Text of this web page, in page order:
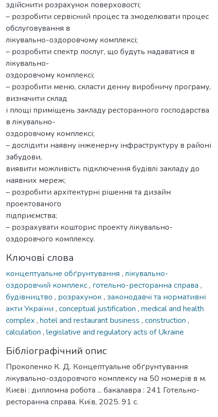
здійснити розрахунок поверховості;
– розробити сервісний процес та змоделювати процес
обслуговування в
лікувально-оздоровчому комплексі;
– розробити спектр послуг, що будуть надаватися в
лікувально-
оздоровчому комплексі;
– розробити меню, скласти денну виробничу програму,
визначити склад
і площі приміщень закладу ресторанного господарства
в лікувально-
оздоровчому комплексі;
– дослідити наявну інженерну інфраструктуру в районі
забудови,
виявити можливість підключення будівлі закладу до
наявних мереж;
– розробити архітектурні рішення та дизайн
проектованого
підприємства;
– розрахувати кошторис проекту лікувально-
оздоровчого комплексу.
Ключові слова
концептуальне обґрунтування , лікувально-
оздоровчий комплекс, готельно-ресторанна справа ,
будівництво , розрахунок, законодавчі та нормативні
акти України , conceptual justification , medical and health
complex, hotel and restaurant business , construction ,
calculation , legislative and regulatory acts of Ukraine
Бібліографічний опис
Прокопенко К. Д. Концептуальне обґрунтування
лікувально-оздоровчого комплексу на 50 номерів в м.
Києві : дипломна робота ... бакалавра : 241 Готельно-
ресторанна справа. Київ, 2025. 91 с.